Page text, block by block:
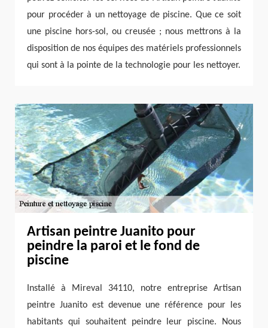
pour procéder à un nettoyage de piscine. Que ce soit
une piscine hors-sol, ou creusée ; nous mettrons à la
disposition de nos équipes des matériels professionnels
qui sont à la pointe de la technologie pour les nettoyer.
Artisan peintre Juanito pour
peindre la paroi et le fond de
piscine
Installé à Mireval 34110, notre entreprise Artisan
peintre Juanito est devenue une référence pour les
habitants qui souhaitent peindre leur piscine. Nous